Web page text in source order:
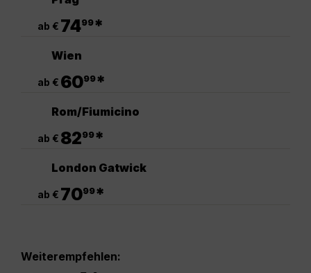
ab € 7499*
Wien
ab € 6099*
Rom/Fiumicino
ab € 8299*
London Gatwick
ab € 7099*
Weiterempfehlen: